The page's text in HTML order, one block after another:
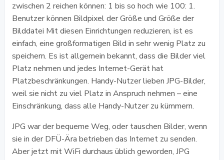
zwischen 2 reichen können: 1 bis so hoch wie 100: 1.
Benutzer können Bildpixel der Größe und Größe der
Bilddatei Mit diesen Einrichtungen reduzieren, ist es
einfach, eine großformatigen Bild in sehr wenig Platz zu
speichern. Es ist allgemein bekannt, dass die Bilder viel
Platz nehmen und jedes Internet-Gerät hat
Platzbeschränkungen. Handy-Nutzer lieben JPG-Bilder,
weil sie nicht zu viel Platz in Anspruch nehmen – eine
Einschränkung, dass alle Handy-Nutzer zu kümmern.
JPG war der bequeme Weg, oder tauschen Bilder, wenn
sie in der DFÜ-Ära betrieben das Internet zu senden.
Aber jetzt mit WiFi durchaus üblich geworden, JPG